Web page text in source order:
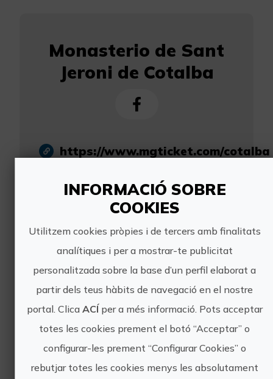
Monasterio de Sant
Jeroni de Cotalba
https://www.mgticket.com/cotalba
info@cotalba.es
leonor.arizon@cotalba.es
619 524 093
Altres experiències
de Monasterio de
INFORMACIÓ SOBRE
COOKIES
Utilitzem cookies pròpies i de tercers amb finalitats
analítiques i per a mostrar-te publicitat
personalitzada sobre la base d’un perfil elaborat a
partir dels teus hàbits de navegació en el nostre
portal. Clica ACÍ per a més informació. Pots acceptar
totes les cookies prement el botó “Acceptar” o
configurar-les prement “Configurar Cookies” o
rebutjar totes les cookies menys les absolutament